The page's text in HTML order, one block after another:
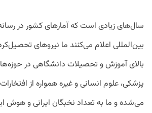
سال‌های زیادی است که آمارهای کشور در
بین‌المللی اعلام می‌کنند ما نیروهای
بالای آموزش و تحصیلات دانشگاهی در
پزشکی، علوم انسانی و غیره همواره از
می‌شده و ما به تعداد نخبگان ایرانی و هوش